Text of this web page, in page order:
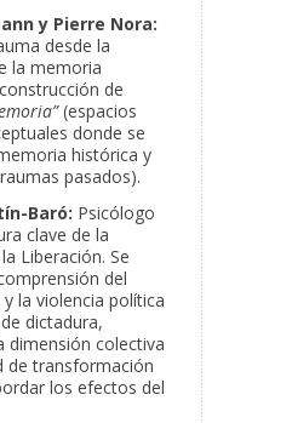
y Pierre Nora:
desde la
la memoria
de
(espacios
donde se
histórica y
pasados).
Baró: Psicólogo
clave de la
Liberación. Se
del
la violencia política
dictadura,
dimensión colectiva
de transformación
los efectos del